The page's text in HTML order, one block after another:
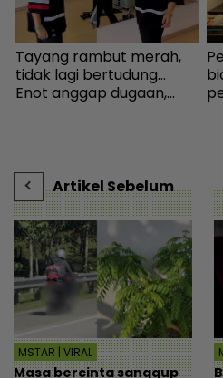
Tayang rambut merah,
tidak lagi bertudung...
Enot anggap dugaan,
Artikel Sebelum
MSTAR | VIRAL
Masa bercinta sanggup